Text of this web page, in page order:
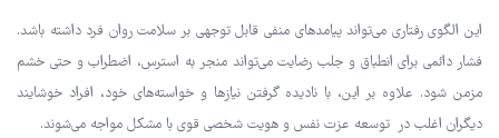
این الگوی رفتاری می‌تواند پیامدهای منفی قابل توجهی بر سلامت روان فرد داشته باشد.
فشار دائمی برای انطباق و جلب رضایت می‌تواند منجر به استرس، اضطراب و حتی خشم
مزمن شود. علاوه بر این، با نادیده گرفتن نیازها و خواسته‌های خود، افراد خوشایند
دیگران اغلب در توسعه عزت نفس و هویت شخصی قوی با مشکل مواجه می‌شوند.